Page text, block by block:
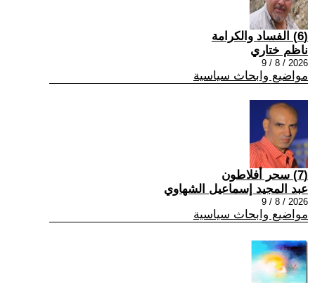
(6) الفساد والكرامة
ناظم ختاري
2026 / 8 / 9
مواضيع وابحاث سياسية
(7) سحر أفلاطون
عبد المجيد إسماعيل الشهاوي
2026 / 8 / 9
مواضيع وابحاث سياسية